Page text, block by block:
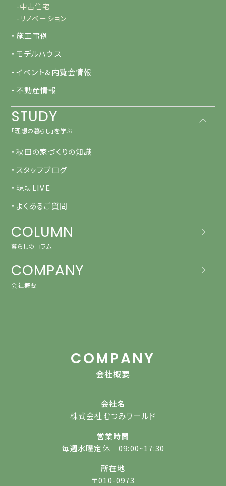
-中古住宅
-リノベーション
・施工事例
・モデルハウス
・イベント&内覧会情報
・不動産情報
STUDY
「理想の暮らし」を学ぶ
・秋田の家づくりの知識
・スタッフブログ
・現場LIVE
・よくあるご質問
COLUMN
暮らしのコラム
COMPANY
会社概要
COMPANY
会社概要
会社名
株式会社むつみワールド
営業時間
毎週水曜定休 09:00~17:30
所在地
〒010-0973